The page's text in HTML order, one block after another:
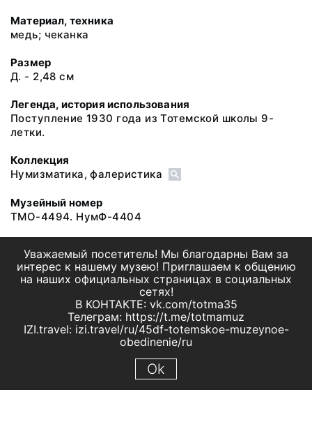
Материал, техника
медь; чеканка
Размер
Д. - 2,48 см
Легенда, история использования
Поступление 1930 года из Тотемской школы 9-
летки.
Коллекция
Нумизматика, фалеристика
Музейный номер
ТМО-4494. НумФ-4404
Уважаемый посетитель! Мы благодарны Вам за
интерес к нашему музею! Приглашаем к общению
на наших официальных страницах в социальных
сетях!
В КОНТАКТЕ: vk.com/totma35
Телеграм: https://t.me/totmamuz
IZI.travel: izi.travel/ru/45df-totemskoe-muzeynoe-
obedinenie/ru
Ok